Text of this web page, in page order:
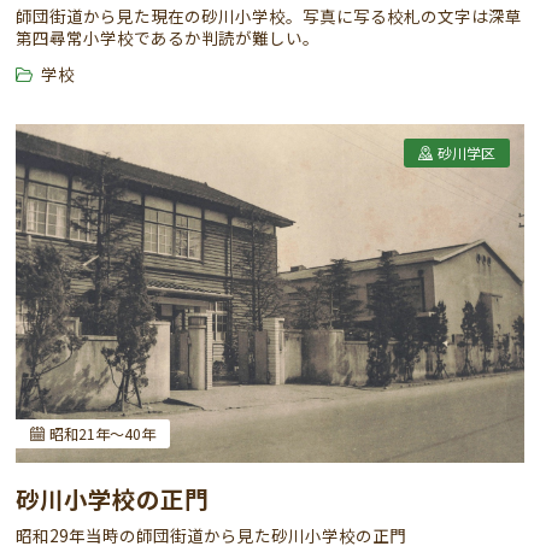
師団街道から見た現在の砂川小学校。写真に写る校札の文字は深草
第四尋常小学校であるか判読が難しい。
学校
砂川学区
昭和21年～40年
砂川小学校の正門
昭和29年当時の師団街道から見た砂川小学校の正門